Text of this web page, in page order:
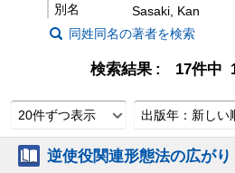
別名
Sasaki, Kan
同姓同名の著者を検索
検索結果 17件中
20件ずつ表示 出版年：新しい
逆使役関連形態法の広がり